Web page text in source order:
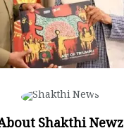
Shakthi Newz